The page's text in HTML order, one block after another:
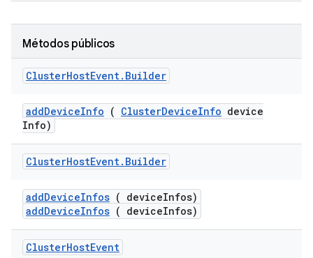
Métodos públicos
ClusterHostEvent. Builder
addDeviceInfo ( ClusterDeviceInfo device
Info)
ClusterHostEvent. Builder
addDeviceInfos ( deviceInfos)
addDeviceInfos ( deviceInfos)
ClusterHostEvent